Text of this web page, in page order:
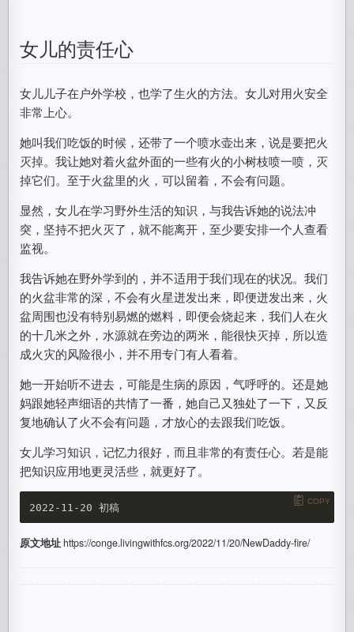
女儿的责任心
女儿儿子在户外学校，也学了生火的方法。女儿对用火安全
非常上心。
她叫我们吃饭的时候，还带了一个喷水壶出来，说是要把火
灭掉。我让她对着火盆外面的一些有火的小树枝喷一喷，灭
掉它们。至于火盆里的火，可以留着，不会有问题。
显然，女儿在学习野外生活的知识，与我告诉她的说法冲
突，坚持不把火灭了，就不能离开，至少要安排一个人查看
监视。
我告诉她在野外学到的，并不适用于我们现在的状况。我们
的火盆非常的深，不会有火星迸发出来，即便迸发出来，火
盆周围也没有特别易燃的燃料，即便会烧起来，我们人在火
的十几米之外，水源就在旁边的两米，能很快灭掉，所以造
成火灾的风险很小，并不用专门有人看着。
她一开始听不进去，可能是生病的原因，气呼呼的。还是她
妈跟她轻声细语的共情了一番，她自己又独处了一下，又反
复地确认了火不会有问题，才放心的去跟我们吃饭。
女儿学习知识，记忆力很好，而且非常的有责任心。若是能
把知识应用地更灵活些，就更好了。
COPY
原文地址https://conge.livingwithfcs.org/2022/11/20/NewDaddy-fire/